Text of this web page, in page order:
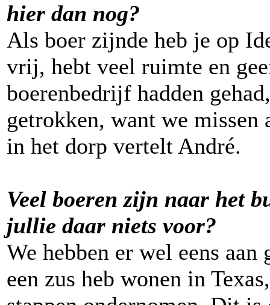
hier dan nog?
Als boer zijnde heb je op
vrij, hebt veel ruimte en
boerenbedrijf hadden
getrokken, want we
in het dorp vertelt André.
Veel boeren zijn naar het
jullie daar niets voor?
We hebben er wel eens
een zus heb wonen in